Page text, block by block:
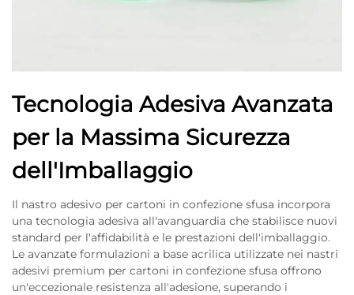
Tecnologia Adesiva Avanzata
per la Massima Sicurezza
dell'Imballaggio
Il nastro adesivo per cartoni in confezione sfusa incorpora
una tecnologia adesiva all'avanguardia che stabilisce nuovi
standard per l'affidabilità e le prestazioni dell'imballaggio.
Le avanzate formulazioni a base acrilica utilizzate nei nastri
adesivi premium per cartoni in confezione sfusa offrono
un'eccezionale resistenza all'adesione, superando i